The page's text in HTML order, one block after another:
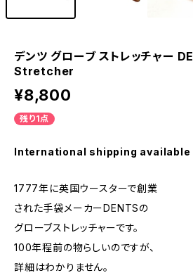
デンツ グローブ ストレッチャー
Stretcher
¥8,800
残り1点
International shipping available
1777年に英国ウースターで創業
された手袋メーカーDENTSの
グローブストレッチャーです。
100年程前の物らしいのですが、
詳細はわかりません。